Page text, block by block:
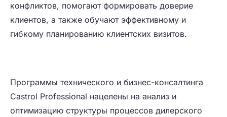
конфликтов, помогают формировать доверие
клиентов, а также обучают эффективному и
гибкому планированию клиентских визитов.
Программы технического и бизнес-консалтинга
Castrol Professional нацелены на анализ и
оптимизацию структуры процессов дилерского